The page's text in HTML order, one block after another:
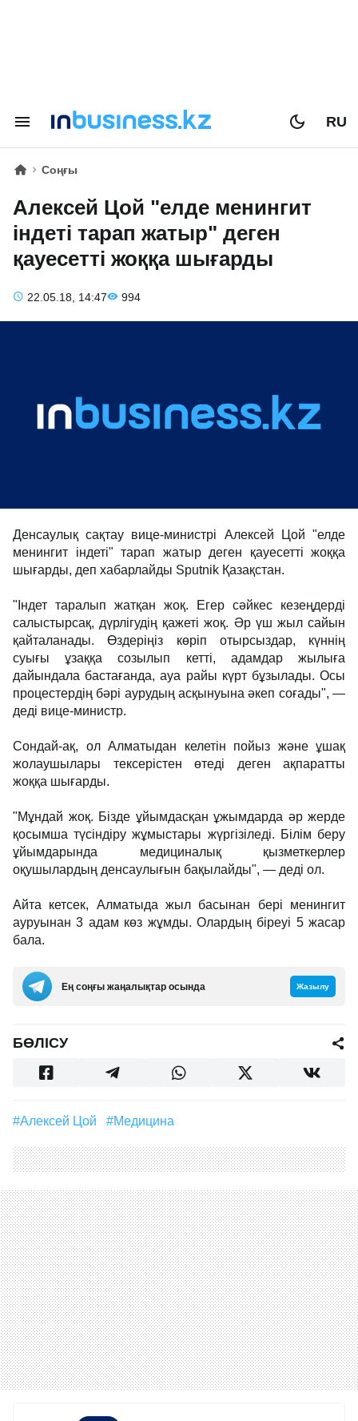
RU
Соңғы
Алексей Цой "елде менингит
індеті тарап жатыр" деген
қауесетті жоққа шығарды
22.05.18, 14:47 994
Денсаулық сақтау вице-министрі Алексей Цой "елде
менингит індеті" тарап жатыр деген қауесетті жоққа
шығарды, деп хабарлайды Sputnik Қазақстан.
"Індет таралып жатқан жоқ. Егер сәйкес кезеңдерді
салыстырсақ, дүрлігудің қажеті жоқ. Әр үш жыл сайын
қайталанады. Өздеріңіз көріп отырсыздар, күннің
суығы ұзаққа созылып кетті, адамдар жылыға
дайындала бастағанда, ауа райы күрт бұзылады. Осы
процестердің бәрі аурудың асқынуына әкеп соғады", —
деді вице-министр.
Сондай-ақ, ол Алматыдан келетін пойыз және ұшақ
жолаушылары тексерістен өтеді деген ақпаратты
жоққа шығарды.
"Мұндай жоқ. Бізде ұйымдасқан ұжымдарда әр жерде
қосымша түсіндіру жұмыстары жүргізіледі. Білім беру
ұйымдарында медициналық қызметкерлер
оқушылардың денсаулығын бақылайды", — деді ол.
Айта кетсек, Алматыда жыл басынан бері менингит
ауруынан 3 адам көз жұмды. Олардың біреуі 5 жасар
бала.
Ең соңғы жаңалықтар осында Жазылу
БӨЛІСУ
#Алексей Цой #медицина